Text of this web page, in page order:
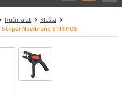
Ručni alat
Klešta
Striper Newbrand STRIP06